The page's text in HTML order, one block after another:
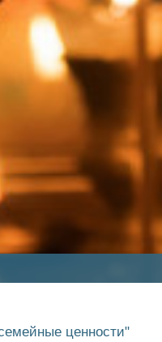
ценности"